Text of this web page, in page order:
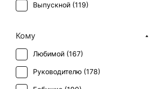
Маттиола (3)
Выпускной (119)
День учителя (
Пасха (15 )
Первое свидание (190
Кому
Любимой (167)
Руководителю (178)